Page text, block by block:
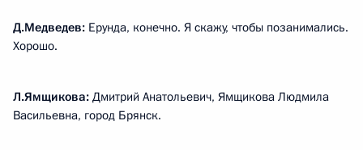
Д.Медведев: Ерунда, конечно. Я скажу, чтобы позанимались.
Хорошо.
Л.Ямщикова: Дмитрий Анатольевич, Ямщикова Людмила
Васильевна, город Брянск.